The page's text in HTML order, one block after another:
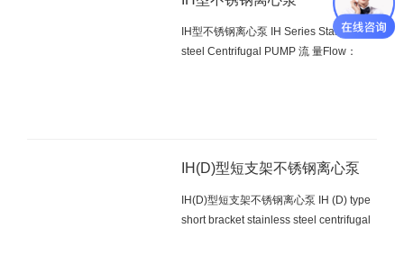
IH型不锈钢离心泵 IH Series Stainless
steel Centrifugal PUMP 流 量Flow：
IH(D)型短支架不锈钢离心泵
IH(D)型短支架不锈钢离心泵 IH (D) type
short bracket stainless steel centrifugal